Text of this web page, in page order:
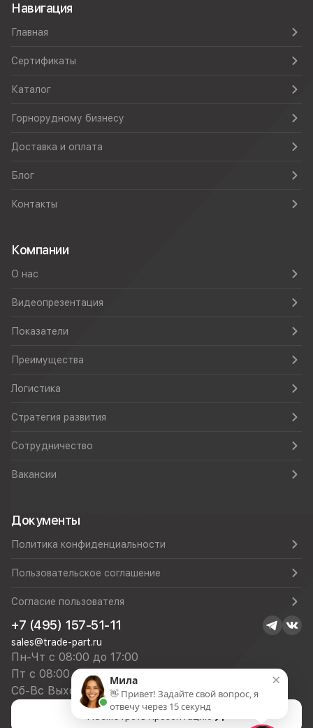
Навигация
Главная
Сертификаты
Каталог
Горнорудному бизнесу
Доставка и оплата
Блог
Контакты
Компании
О нас
Видеопрезентация
Показатели
Преимущества
Логистика
Стратегия развития
Сотрудничество
Вакансии
Документы
Политика конфиденциальности
Пользовательское соглашение
Согласие пользователя
+7 (495) 157-51-11
sales@trade-part.ru
Пн-Чт с 08:00 до 17:00
Пт с 08:00 до 16:00
Сб-Вс Выходной
×
Мила
👋 Привет! Задайте свой вопрос, я
отвечу через 15 секунд